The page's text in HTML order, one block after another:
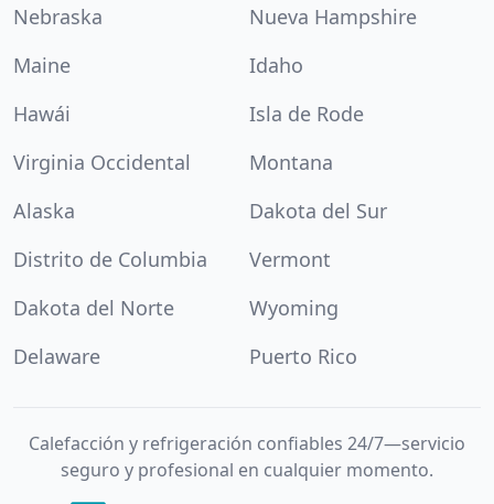
Nebraska
Nueva Hampshire
Maine
Idaho
Hawái
Isla de Rode
Virginia Occidental
Montana
Alaska
Dakota del Sur
Distrito de Columbia
Vermont
Dakota del Norte
Wyoming
Delaware
Puerto Rico
Calefacción y refrigeración confiables 24/7—servicio
seguro y profesional en cualquier momento.